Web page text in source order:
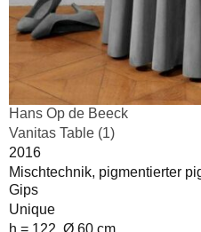
Hans Op de Beeck
Vanitas Table (1)
2016
Mischtechnik, pigmentierter
Gips
Unique